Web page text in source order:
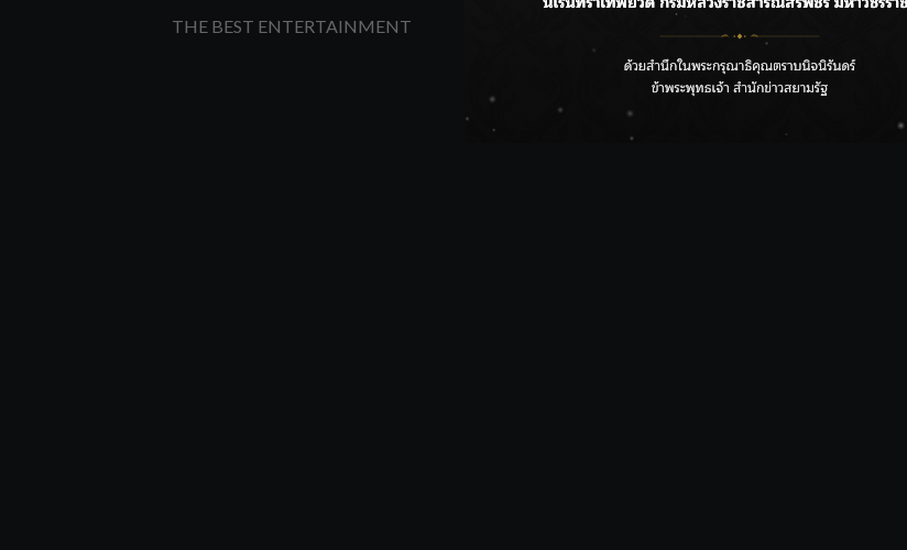
THE BEST ENTERTAINMENT
ตรอง “G.O.A.T”
กรมชลฯ เกาะติดฝนทั่วประเทศ เตรียมเครื่องจักรรับมือน้ำ